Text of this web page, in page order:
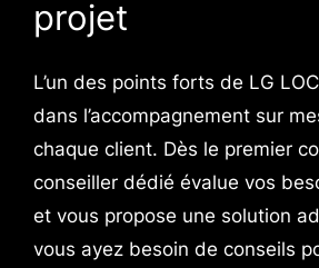
projet
L’un des points forts de LG
dans l’accompagnement sur
chaque client. Dès le premier
conseiller dédié évalue vos
et vous propose une solution
vous ayez besoin de conseils